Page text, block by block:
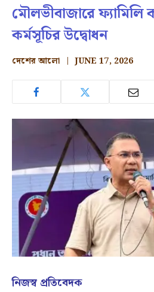
মৌলভীবাজারে ফ্যামিলি
কর্মসূচির উদ্বোধন
দেশের আলো JUNE 17, 2026
নিজস্ব প্রতিবেদক